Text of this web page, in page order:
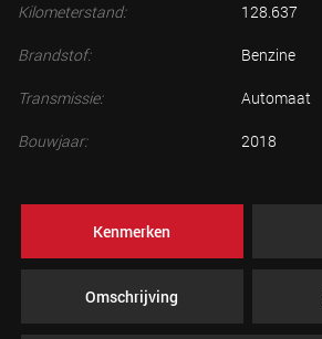
Kilometerstand: 128.637
Brandstof: Benzine
Transmissie: Automaat
Bouwjaar: 2018
Kenmerken
Omschrijving